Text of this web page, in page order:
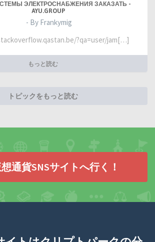
ЭЛЕКТРОСНАБЖЕНИЯ ЗАКАЗАТЬ -
AYU.GROUP
- By Frankymig
?qa=user/jam[…]
もっと読む
トピックをもっと読む
通貨SNSサイトへ行く！